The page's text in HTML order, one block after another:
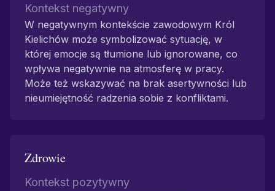
Kontekst negatywny
W negatywnym kontekście zawodowym Król
Kielichów może symbolizować sytuację, w
której emocje są tłumione lub ignorowane, co
wpływa negatywnie na atmosferę w pracy.
Może też wskazywać na brak asertywności lub
nieumiejętność radzenia sobie z konfliktami.
Zdrowie
Kontekst pozytywny